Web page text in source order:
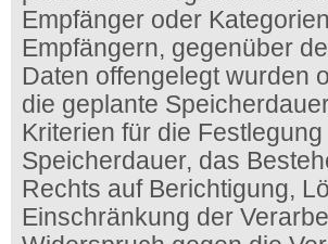
Empfänger oder
Empfängern, gegenüber
Daten offengelegt wurden
die geplante
Kriterien für die
Speicherdauer, das
Rechts auf Berichtigung,
Einschränkung der